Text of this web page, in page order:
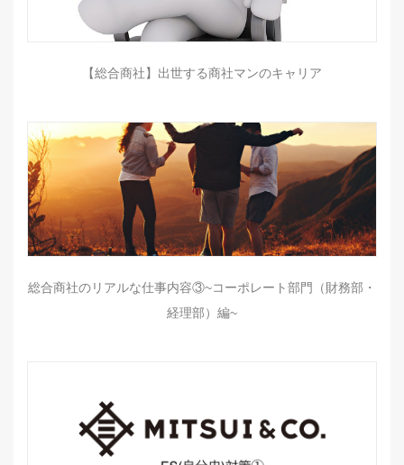
【総合商社】出世する商社マンのキャリア
総合商社のリアルな仕事内容③~コーポレート部門（財務部・
経理部）編~